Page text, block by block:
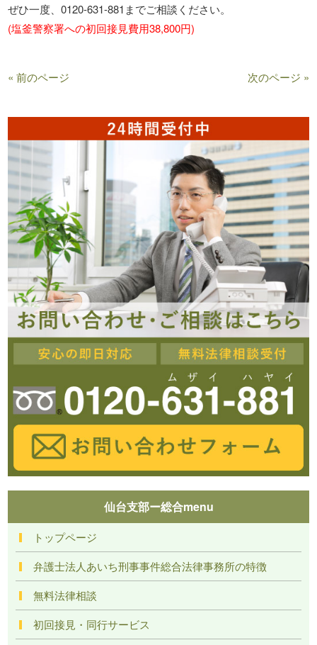
ぜひ一度、0120-631-881までご相談ください。
(塩釜警察署への初回接見費用38,800円)
« 前のページ 次のページ »
仙台支部ー総合menu
トップページ
弁護士法人あいち刑事事件総合法律事務所の特徴
無料法律相談
初回接見・同行サービス